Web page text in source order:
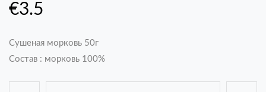
€3.5
Сушеная морковь 50г
Состав : морковь 100%